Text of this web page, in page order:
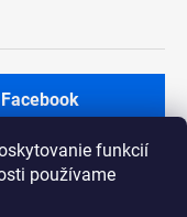
funkcií
používame